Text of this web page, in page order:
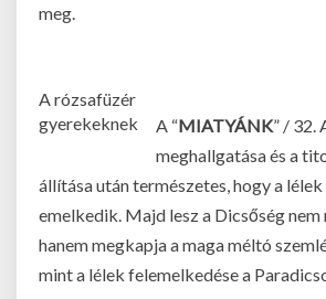
meg.
A rózsafüzér
gyerekeknek
A “MIATYÁNK” / 32.
meghallgatása és a
állítása után természetes, hogy a
emelkedik. Majd lesz a Dicsőség
hanem megkapja a maga méltó
mint a lélek felemelkedése a